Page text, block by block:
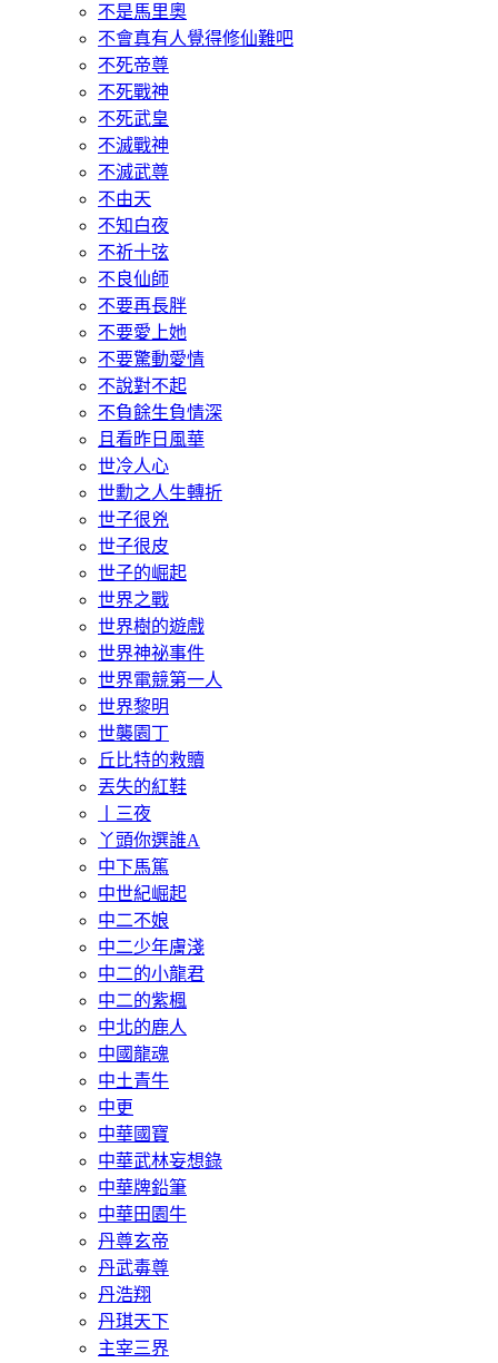
不是馬里奧
不會真有人覺得修仙難吧
不死帝尊
不死戰神
不死武皇
不滅戰神
不滅武尊
不由天
不知白夜
不祈十弦
不良仙師
不要再長胖
不要愛上她
不要驚動愛情
不說對不起
不負餘生負情深
且看昨日風華
世冷人心
世勳之人生轉折
世子很兇
世子很皮
世子的崛起
世界之戰
世界樹的遊戲
世界神祕事件
世界電競第一人
世界黎明
世襲園丁
丘比特的救贖
丟失的紅鞋
丨三夜
丫頭你選誰A
中下馬篤
中世紀崛起
中二不娘
中二少年膚淺
中二的小龍君
中二的紫楓
中北的鹿人
中國龍魂
中土青牛
中更
中華國寶
中華武林妄想錄
中華牌鉛筆
中華田園牛
丹尊玄帝
丹武毒尊
丹浩翔
丹琪天下
主宰三界